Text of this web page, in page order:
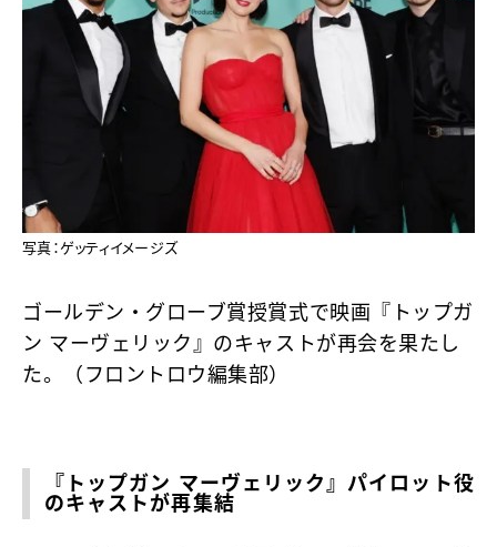
写真：ゲッティイメージズ
ゴールデン・グローブ賞授賞式で映画『トップガ
ン マーヴェリック』のキャストが再会を果たし
た。（フロントロウ編集部）
『トップガン マーヴェリック』パイロット役
のキャストが再集結